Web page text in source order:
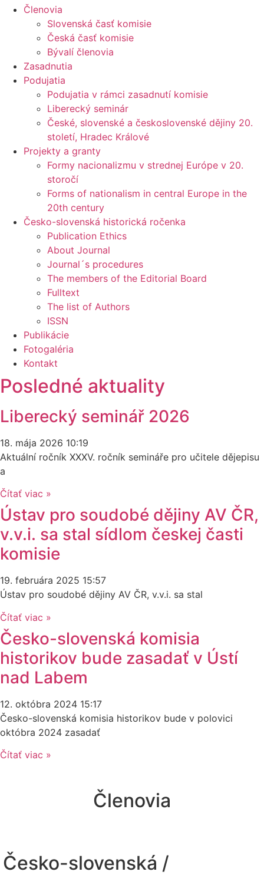
Členovia
Slovenská časť komisie
Česká časť komisie
Bývalí členovia
Zasadnutia
Podujatia
Podujatia v rámci zasadnutí komisie
Liberecký seminár
České, slovenské a československé dějiny 20.
století, Hradec Králové
Projekty a granty
Formy nacionalizmu v strednej Európe v 20.
storočí
Forms of nationalism in central Europe in the
20th century
Česko-slovenská historická ročenka
Publication Ethics
About Journal
Journal´s procedures
The members of the Editorial Board
Fulltext
The list of Authors
ISSN
Publikácie
Fotogaléria
Kontakt
Posledné aktuality
Liberecký seminář 2026
18. mája 2026 10:19
Aktuální ročník XXXV. ročník semináře pro učitele dějepisu
a
Čítať viac »
Ústav pro soudobé dějiny AV ČR,
v.v.i. sa stal sídlom českej časti
komisie
19. februára 2025 15:57
Ústav pro soudobé dějiny AV ČR, v.v.i. sa stal
Čítať viac »
Česko-slovenská komisia
historikov bude zasadať v Ústí
nad Labem
12. októbra 2024 15:17
Česko-slovenská komisia historikov bude v polovici
októbra 2024 zasadať
Čítať viac »
Členovia
Česko-slovenská /